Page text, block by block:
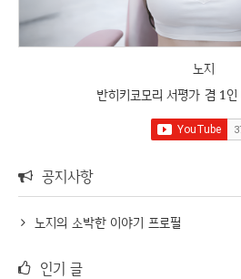
노지
반히키코모리 서평가 겸 1인
공지사항
노지의 소박한 이야기 프로필
인기 글